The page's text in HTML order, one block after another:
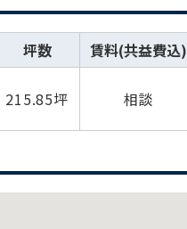
坪数 賃料(共益費込)
215.85坪 相談